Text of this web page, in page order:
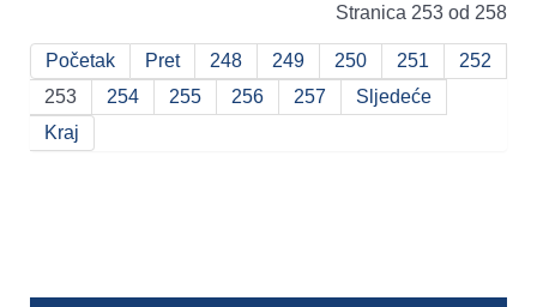
Stranica 253 od 258
Početak Pret 248 249 250 251
252
253
254 255 256 257
Sljedeće
Kraj